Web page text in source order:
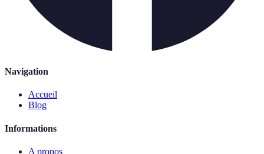
Navigation
Accueil
Blog
Informations
A propos